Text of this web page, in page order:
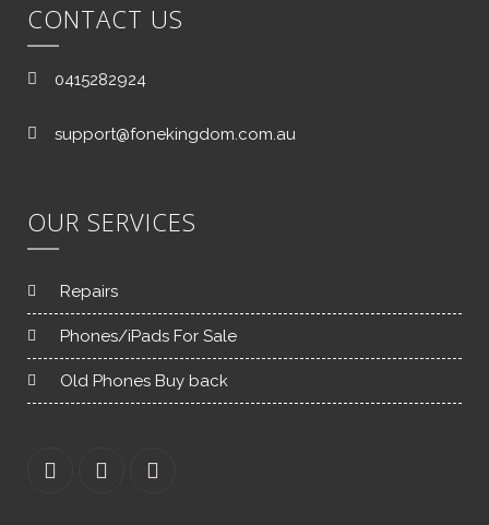
CONTACT US
0415282924
support@fonekingdom.com.au
OUR SERVICES
Repairs
Phones/iPads For Sale
Old Phones Buy back